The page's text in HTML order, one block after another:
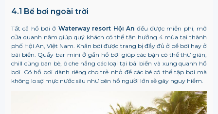
4.1 Bể bơi ngoài trời
Tất cả hồ bơi ở Waterway resort Hội An đều được miễn phí, mở
cửa quanh năm giúp quý khách có thể tận hưởng 4 mùa tại thành
phố Hội An, Việt Nam. Khăn bơi được trang bị đầy đủ ở bể bơi hay ở
bãi biển. Quầy bar mini ở gần hồ bơi giúp các bạn có thể thư giãn,
chill cùng bạn bè, ô che nắng các loại tại bãi biển và xung quanh hồ
bơi. Có hồ bơi dành riêng cho trẻ nhỏ để các bé có thể tập bơi mà
không lo sợ mực nước sâu như bên hồ người lớn sẽ gây nguy hiểm.